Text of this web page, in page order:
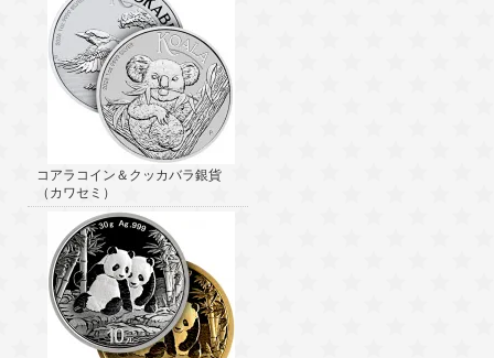
コアラコイン＆クッカバラ銀貨
（カワセミ）